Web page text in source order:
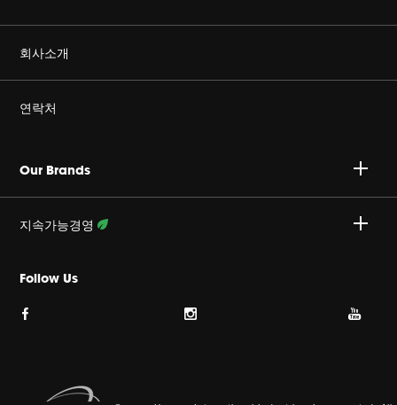
정품을 구매하세요
회사소개
Harman Corporate
쿠키 정책
이용약관
사이트맵
연락처
A/S 문의 : 02-553-3494
업무시간
월~금, 오전 9시 ~ 오후 6시
Our Brands
지속가능경영
활동 상세보기
Follow Us